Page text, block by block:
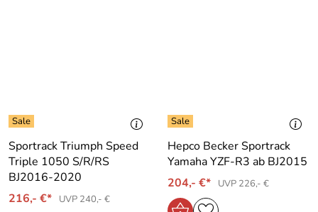
Sportrack Triumph Speed
Triple 1050 S/R/RS
BJ2016-2020
216,- €*
UVP 240,- €
Hepco Becker Sportrack
Yamaha YZF-R3 ab BJ2015
204,- €*
UVP 226,- €